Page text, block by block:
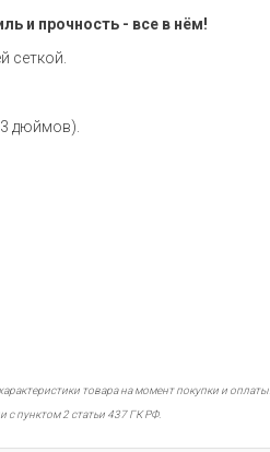
и прочность - все в нём!
сеткой.
дюймов).
товара на момент покупки и оплаты.
с пунктом 2 статьи 437 ГК РФ.